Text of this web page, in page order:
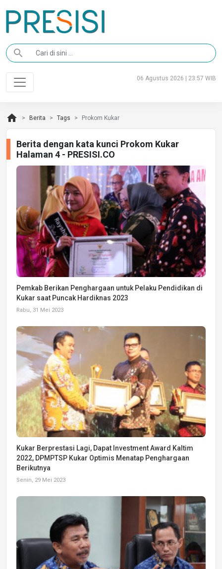
search
06 Agustus 2026 | 23:57 WIB
home Berita Tags Prokom Kukar
Berita dengan kata kunci Prokom Kukar
Halaman 4 - PRESISI.CO
Pemkab Berikan Penghargaan untuk Pelaku Pendidikan di
Kukar saat Puncak Hardiknas 2023
Rabu, 31 Mei 2023
Kukar Berprestasi Lagi, Dapat Investment Award Kaltim
2022, DPMPTSP Kukar Optimis Menatap Penghargaan
Berikutnya
Senin, 29 Mei 2023